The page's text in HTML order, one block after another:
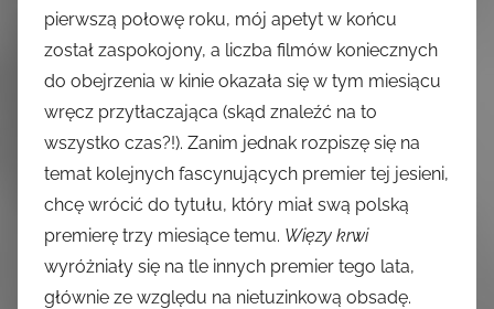
pierwszą połowę roku, mój apetyt w końcu
został zaspokojony, a liczba filmów koniecznych
do obejrzenia w kinie okazała się w tym miesiącu
wręcz przytłaczająca (skąd znaleźć na to
wszystko czas?!). Zanim jednak rozpiszę się na
temat kolejnych fascynujących premier tej jesieni,
chcę wrócić do tytułu, który miał swą polską
premierę trzy miesiące temu. Więzy krwi
wyróżniały się na tle innych premier tego lata,
głównie ze względu na nietuzinkową obsadę.